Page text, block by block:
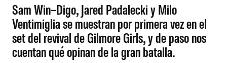
Sam Win–Digo, Jared Padalecki y Milo
Ventimiglia se muestran por primera vez en el
set del revival de Gilmore Girls, y de paso nos
cuentan qué opinan de la gran batalla.